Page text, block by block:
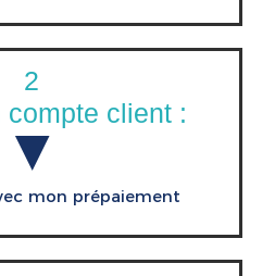
2
compte client :
▼
mon prépaiement